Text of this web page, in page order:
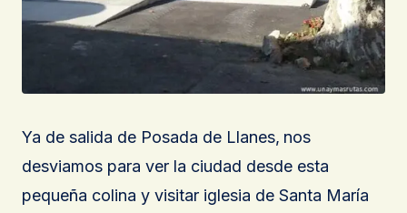
Ya de salida de Posada de Llanes, nos
desviamos para ver la ciudad desde esta
pequeña colina y visitar iglesia de Santa María